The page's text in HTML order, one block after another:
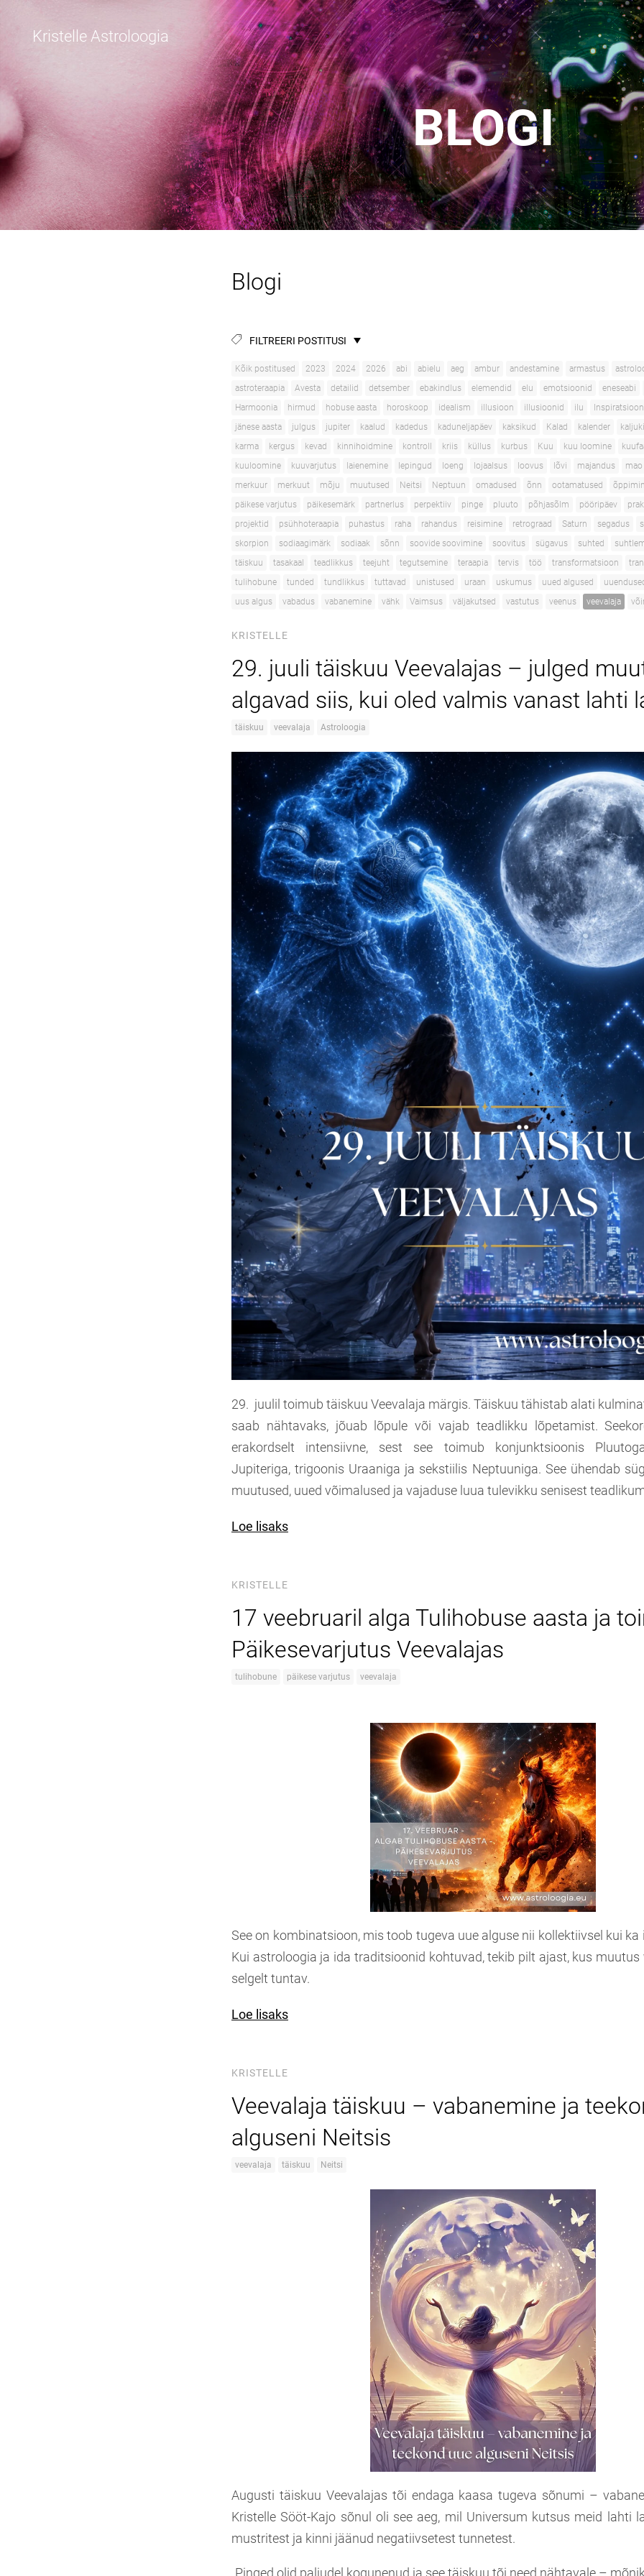
Kristelle Astroloogia
BLOGI
Blogi
FILTREERI POSTITUSI
Kõik postitused 2023 2024 2026 abi abielu aeg ambur andestamine armastus
astroteraapia
Avesta detailid detsember ebakindlus elemendid elu emotsioonid eneseabi
Harmoonia
hirmud hobuse aasta horoskoop idealism illusioon illusioonid ilu Inspiratsioon
jänese aasta
julgus jupiter kaalud kadedus kaduneljapäev kaksikud Kalad kalender
karma
kergus kevad kinnihoidmine kontroll kriis küllus kurbus Kuu kuu loomine
kuuloomine
kuuvarjutus laienemine lepingud loeng lojaalsus loovus lõvi majandus mao
merkuur
merkuut mõju muutused Neitsi Neptuun omadused õnn ootamatused
päikese varjutus
päikesemärk partnerlus perpektiiv pinge pluuto põhjasõlm pööripäev
projektid
psühhoteraapia puhastus raha rahandus reisimine retrograad Saturn segadus
skorpion
sodiaagimärk sodiaak sõnn soovide soovimine soovitus sügavus suhted
täiskuu
tasakaal teadlikkus teejuht tegutsemine teraapia tervis töö transformatsioon
tulihobune
tunded tundlikkus tuttavad unistused uraan uskumus uued algused
uus algus
vabadus vabanemine vähk Vaimsus väljakutsed vastutus veenus veevalaja
KRISTELLE
29. juuli täiskuu Veevalajas – julged
algavad siis, kui oled valmis vanast lahti
täiskuu veevalaja Astroloogia
29. juulil toimub täiskuu Veevalaja märgis. Täiskuu tähistab alati
saab nähtavaks, jõuab lõpule või vajab teadlikku lõpetamist.
erakordselt intensiivne, sest see toimub konjunktsioonis
Jupiteriga, trigoonis Uraaniga ja sekstiilis Neptuuniga. See ühendab
muutused, uued võimalused ja vajaduse luua tulevikku senisest
Loe lisaks
KRISTELLE
17 veebruaril alga Tulihobuse aasta ja
Päikesevarjutus Veevalajas
tulihobune päikese varjutus veevalaja
See on kombinatsioon, mis toob tugeva uue alguse nii kollektiivsel kui
Kui astroloogia ja ida traditsioonid kohtuvad, tekib pilt ajast, kus muutus
selgelt tuntav.
Loe lisaks
KRISTELLE
Veevalaja täiskuu – vabanemine ja
alguseni Neitsis
veevalaja täiskuu Neitsi
Augusti täiskuu Veevalajas tõi endaga kaasa tugeva sõnumi –
Kristelle Sööt-Kajo sõnul oli see aeg, mil Universum kutsus meid lahti
mustritest ja kinni jäänud negatiivsetest tunnetest.
„Pinged olid paljudel kogunenud ja see täiskuu tõi need nähtavale –